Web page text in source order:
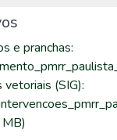
e pranchas:
(SIG):